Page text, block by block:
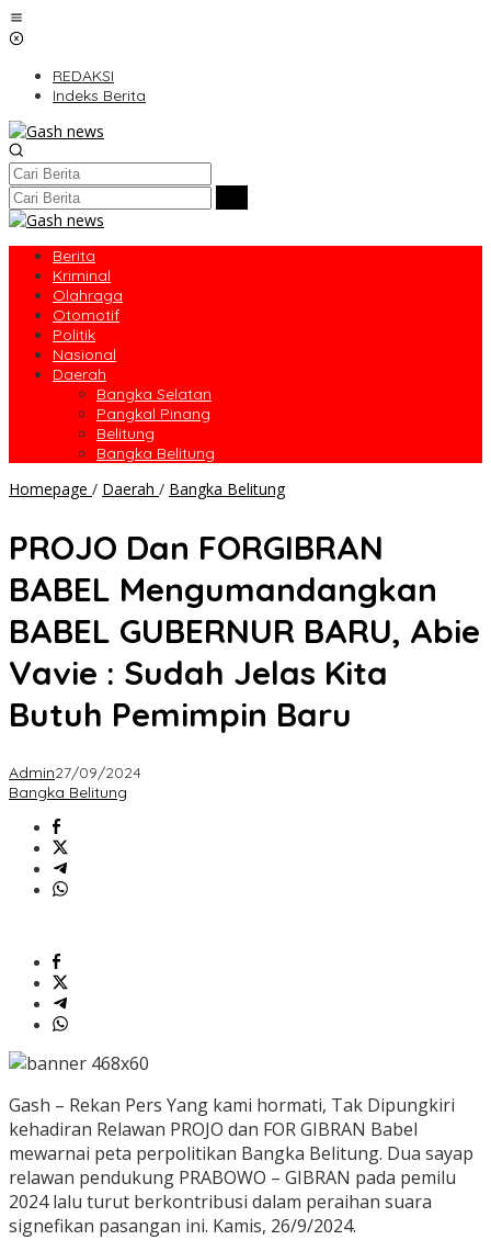
Lewati
ke
REDAKSI
Indeks Berita
Berita
Kriminal
Olahraga
Otomotif
Politik
Nasional
Daerah
Bangka Selatan
Pangkal Pinang
Belitung
Bangka Belitung
Homepage / Daerah / Bangka BelitungPROJO
BABEL
BABEL
GUBERNUR
BARU,
Vavie
Sudah
PROJO Dan FORGIBRAN
BABEL Mengumandangkan
BABEL GUBERNUR BARU, Abie
Vavie : Sudah Jelas Kita
Butuh Pemimpin Baru
Admin27/09/2024
Bangka Belitung
Gash – Rekan Pers Yang kami hormati, Tak Dipungkiri
kehadiran Relawan PROJO dan FOR GIBRAN Babel
mewarnai peta perpolitikan Bangka Belitung. Dua sayap
relawan pendukung PRABOWO – GIBRAN pada pemilu
2024 lalu turut berkontribusi dalam peraihan suara
signefikan pasangan ini. Kamis, 26/9/2024.